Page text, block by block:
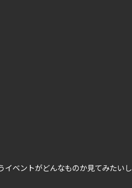
ベントがどんなものか見てみたいし